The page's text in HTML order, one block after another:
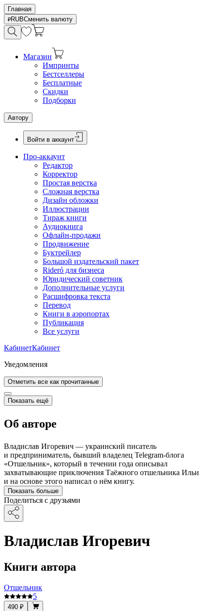
Главная
RUBСменить валюту
Магазин
Импринты
Бестселлеры
Бесплатные
Скидки
Подборки
Автору
Войти в аккаунт
Про-аккаунт
Редактор
Корректор
Простая верстка
Сложная верстка
Дизайн обложки
Иллюстрации
Тираж книги
Аудиокнига
Офлайн-продажи
Продвижение
Буктрейлер
Большой издательский пакет
Rideró для бизнеса
Юридический советник
Дополнительные услуги
Расшифровка текста
Перевод
Книги в аэропортах
Публикация
Все услуги
КабинетКабинет
Уведомления
Отметить все как прочитанные
Показать ещё
Об авторе
Владислав Игоревич — украинский писатель
и предприниматель, бывший владелец Telegram-блога
«Отшельник», который в течении года описывал
захватывающие приключения Таёжного отшельника Ильи
и на основе этого написал о нём книгу.
Показать больше
Поделиться с друзьями
Владислав Игоревич
Книги автора
Отшельник
5
490 ₽